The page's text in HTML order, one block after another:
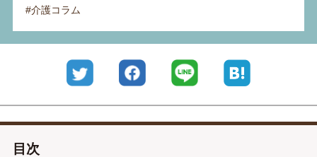
#介護コラム
Twitter Facebook LINE
目次